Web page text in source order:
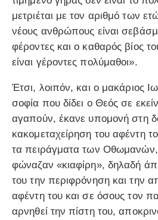
μετριέται με τον αριθμό των
νέους ανθρώπους είναι
φέροντες και ο καθαρός βίος
είναι γέροντες πολύμαθοι».
Έτσι, λοιπόν, και ο μακάριος
σοφία που δίδει ο Θεός σε
αγαπούν, έκανε υπομονή στη
κακομεταχείρηση του αφέντη
τα πειράγματα των Οθωμανών,
φώναζαν «κιαφίρη», δηλαδή
του την περιφρόνηση και την
αφέντη του και σε όσους τον
αρνηθεί την πίστη του,